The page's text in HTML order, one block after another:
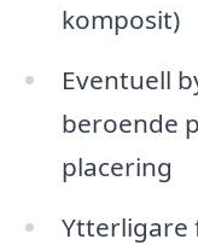
komposit)
Eventuell
beroende
placering
Ytterligare